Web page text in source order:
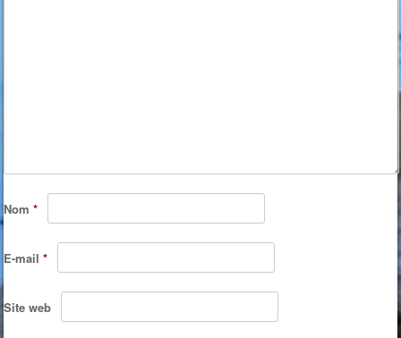
Nom*
E-mail*
Site web